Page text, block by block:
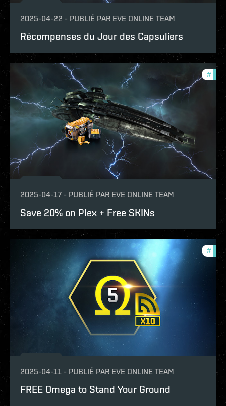
2025-04-22 - PUBLIÉ PAR EVE ONLINE TEAM
Récompenses du Jour des Capsuliers
#
2025-04-17 - PUBLIÉ PAR EVE ONLINE TEAM
Save 20% on Plex + Free SKINs
#
2025-04-11 - PUBLIÉ PAR EVE ONLINE TEAM
FREE Omega to Stand Your Ground